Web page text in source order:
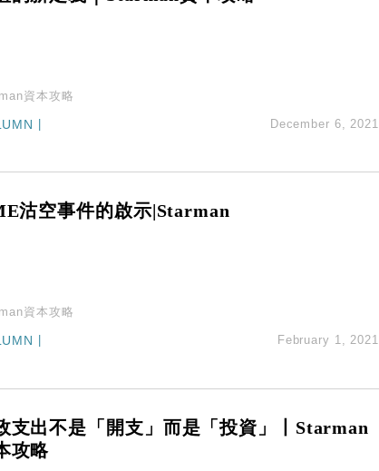
資本攻略
| December 6, 2021
沽空事件的啟示|Starman
資本攻略
February 1, 2021
支出不是「開支」而是「投資」丨Starman
攻略